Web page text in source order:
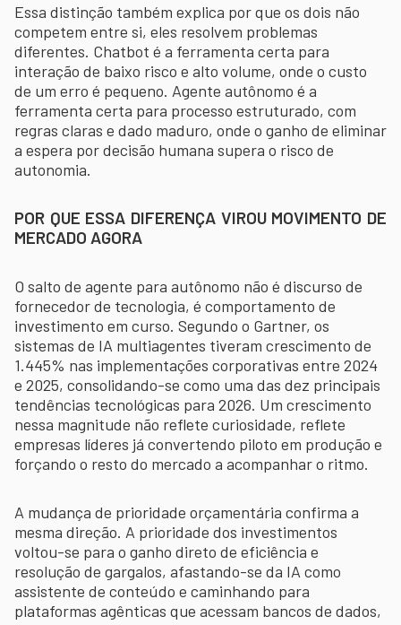
Essa distinção também explica por que os dois não
competem entre si, eles resolvem problemas
diferentes. Chatbot é a ferramenta certa para
interação de baixo risco e alto volume, onde o custo
de um erro é pequeno. Agente autônomo é a
ferramenta certa para processo estruturado, com
regras claras e dado maduro, onde o ganho de eliminar
a espera por decisão humana supera o risco de
autonomia.
POR QUE ESSA DIFERENÇA VIROU MOVIMENTO DE
MERCADO AGORA
O salto de agente para autônomo não é discurso de
fornecedor de tecnologia, é comportamento de
investimento em curso. Segundo o Gartner, os
sistemas de IA multiagentes tiveram crescimento de
1.445% nas implementações corporativas entre 2024
e 2025, consolidando-se como uma das dez principais
tendências tecnológicas para 2026. Um crescimento
nessa magnitude não reflete curiosidade, reflete
empresas líderes já convertendo piloto em produção e
forçando o resto do mercado a acompanhar o ritmo.
A mudança de prioridade orçamentária confirma a
mesma direção. A prioridade dos investimentos
voltou-se para o ganho direto de eficiência e
resolução de gargalos, afastando-se da IA como
assistente de conteúdo e caminhando para
plataformas agênticas que acessam bancos de dados,